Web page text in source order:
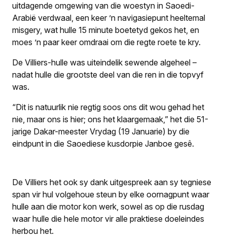
uitdagende omgewing van die woestyn in Saoedi-
Arabië verdwaal, een keer ’n navigasiepunt heeltemal
misgery, wat hulle 15 minute boetetyd gekos het, en
moes ’n paar keer omdraai om die regte roete te kry.
De Villiers-hulle was uiteindelik sewende algeheel –
nadat hulle die grootste deel van die ren in die topvyf
was.
“Dit is natuurlik nie regtig soos ons dit wou gehad het
nie, maar ons is hier; ons het klaargemaak,” het die 51-
jarige Dakar-meester Vrydag (19 Januarie) by die
eindpunt in die Saoediese kusdorpie Janboe gesê.
De Villiers het ook sy dank uitgespreek aan sy tegniese
span vir hul volgehoue steun by elke oornagpunt waar
hulle aan die motor kon werk, sowel as op die rusdag
waar hulle die hele motor vir alle praktiese doeleindes
herbou het.